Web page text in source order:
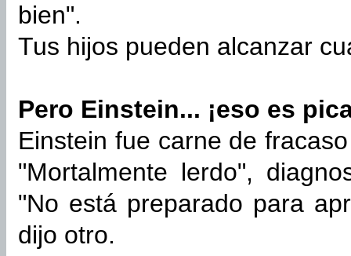
bien".
Tus hijos pueden alcanzar
Pero Einstein... ¡eso es
Einstein fue carne de
"Mortalmente lerdo",
"No está preparado para
dijo otro.